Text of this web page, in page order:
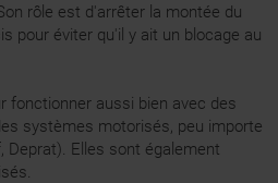
rôle est d'arrêter la montée du
pour éviter qu'il y ait un blocage au
fonctionner aussi bien avec des
systèmes motorisés, peu importe
Deprat). Elles sont également